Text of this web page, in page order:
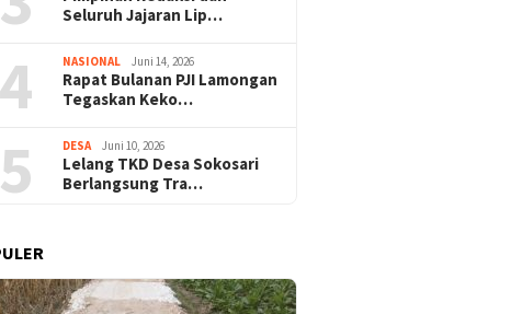
Bulanan PJI Lamongan
Kekompakan dan
Lelang TKD Desa Sokosari
Berlangsung Transparan,
Seluruh Jajaran Lip…
4 NASIONAL Juni 14, 2026
Rapat Bulanan PJI Lamongan
Tegaskan Keko…
5 DESA Juni 10, 2026
Lelang TKD Desa Sokosari
Berlangsung Tra…